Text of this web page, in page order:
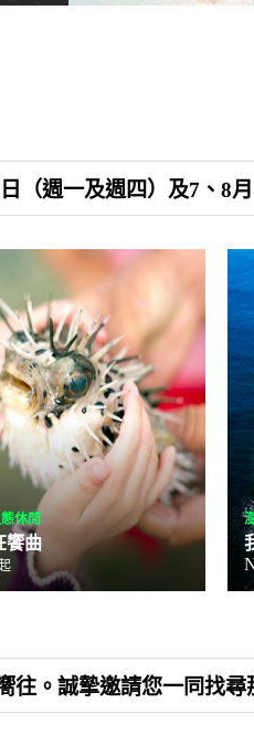
（週一及週四）及7、8
休閒
饗曲
。誠摯邀請您一同找尋